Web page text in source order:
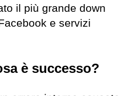
il più grande down
e servizi
è successo?